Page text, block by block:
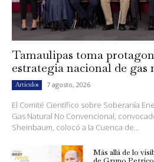
Tamaulipas toma
estrategia nacional de gas
Artículos 7 agosto, 2026
El Comité Científico sobre Soberanía
Gas Natural No Convencional,
Sheinbaum, colocó a la Cuenca de...
Más allá de lo